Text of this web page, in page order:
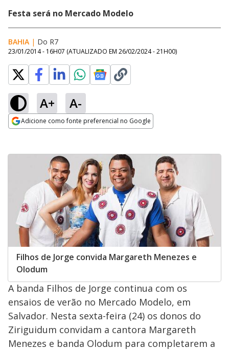
Festa será no Mercado Modelo
BAHIA | Do R7
23/01/2014 - 16H07 (ATUALIZADO EM 26/02/2024 - 21H00)
A+ A-
Adicione como fonte preferencial no Google
Filhos de Jorge convida Margareth Menezes e
Olodum
A banda Filhos de Jorge continua com os
ensaios de verão no Mercado Modelo, em
Salvador. Nesta sexta-feira (24) os donos do
Ziriguidum convidam a cantora Margareth
Menezes e banda Olodum para completarem a